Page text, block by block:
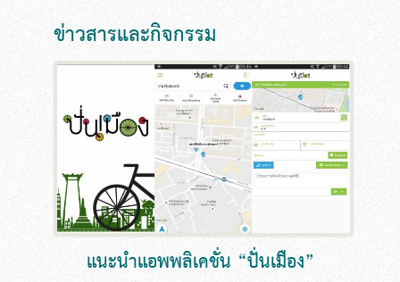
ข่าวสารปันปั่น
ตารางกิจกรรม
เกี่ยวกับปันปั่น
การใช้บริการ
ขอบเขตการให้บริการ
คำถามที่พบบ่อย
ข้อเสนอแนะ
ข่าวสารและกิจกรรม
แนะนำแอพพลิเคชั่น “ปั่นเมือง”